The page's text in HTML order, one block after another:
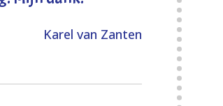
Karel van Zanten